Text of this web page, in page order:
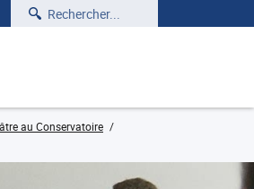
Rechercher
au Conservatoire